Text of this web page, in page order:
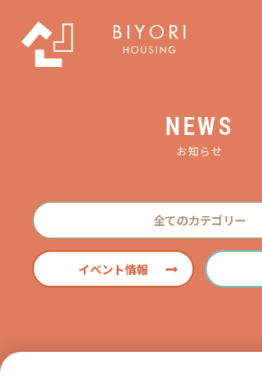
NEWS
お知らせ
全てのカテゴリー
イベント情報